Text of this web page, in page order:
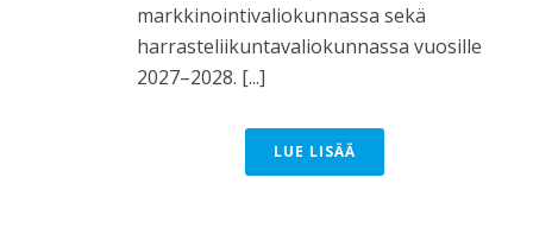
markkinointivaliokunnassa sekä
harrasteliikuntavaliokunnassa vuosille
2027–2028. [...]
LUE LISÄÄ